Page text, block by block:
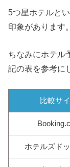
5つ星ホテルと
印象があります。
ちなみにホテル
記の表を参考に
比較サ
ホテルズド